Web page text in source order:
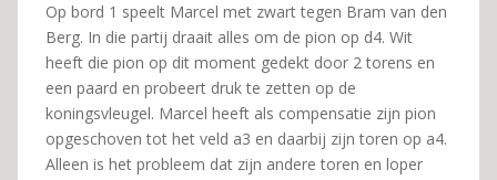
Op bord 1 speelt Marcel met zwart tegen Bram van den
Berg. In die partij draait alles om de pion op d4. Wit
heeft die pion op dit moment gedekt door 2 torens en
een paard en probeert druk te zetten op de
koningsvleugel. Marcel heeft als compensatie zijn pion
opgeschoven tot het veld a3 en daarbij zijn toren op a4.
Alleen is het probleem dat zijn andere toren en loper